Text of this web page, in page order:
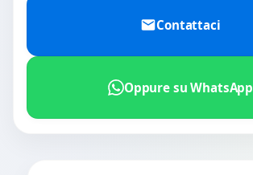
Contattaci
Oppure su WhatsApp